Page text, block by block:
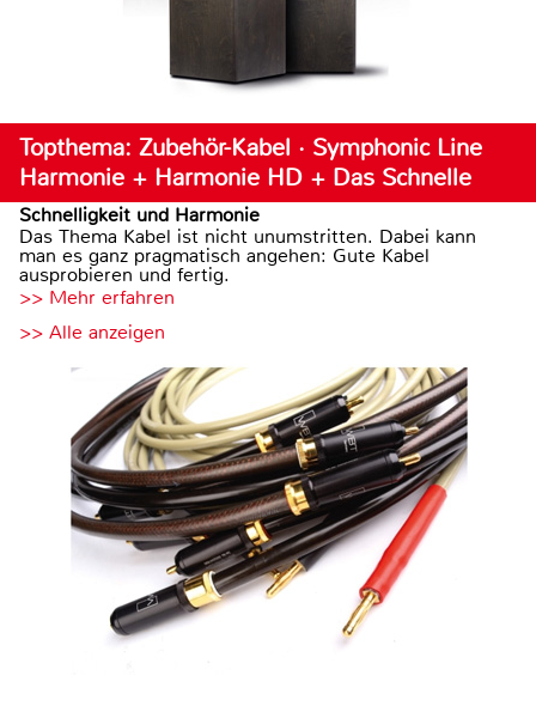
Topthema: Zubehör-Kabel · Symphonic Line
Harmonie + Harmonie HD + Das Schnelle
Schnelligkeit und Harmonie
Das Thema Kabel ist nicht unumstritten. Dabei kann
man es ganz pragmatisch angehen: Gute Kabel
ausprobieren und fertig.
>> Mehr erfahren
>> Alle anzeigen